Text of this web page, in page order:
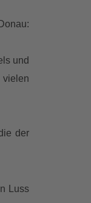
und
vielen
der
Luss